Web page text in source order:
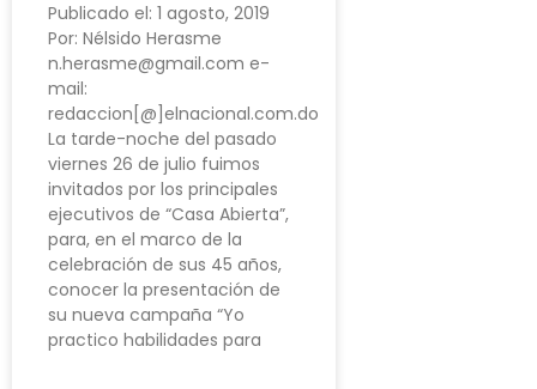
Publicado el: 1 agosto, 2019
Por: Nélsido Herasme
n.herasme@gmail.com e-
mail:
redaccion[@]elnacional.com.do
La tarde-noche del pasado
viernes 26 de julio fuimos
invitados por los principales
ejecutivos de “Casa Abierta”,
para, en el marco de la
celebración de sus 45 años,
conocer la presentación de
su nueva campaña “Yo
practico habilidades para